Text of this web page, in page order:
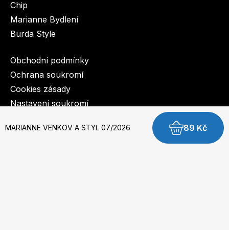
MARIANNE VENKOV A STYL 07/2026 89 Kč
Chip
Marianne Bydlení
Burda Style
Obchodní podmínky
Ochrana soukromí
Cookies zásady
Nastavení soukromí
© 2003-2026 BurdaMedia Extra s.r.o.